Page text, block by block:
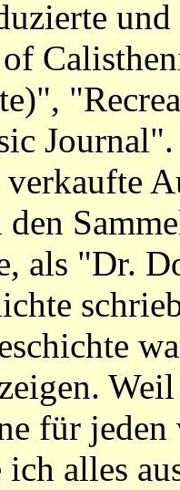
verkaufte
als "Dr.
für
ich alles